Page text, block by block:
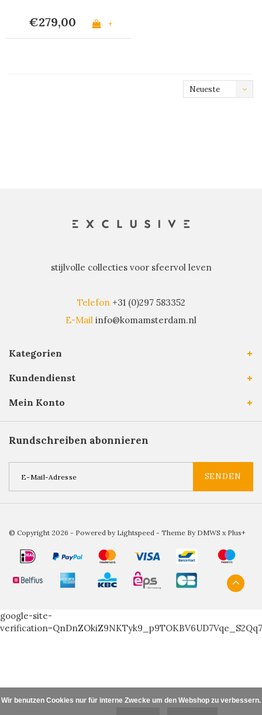
€279,00 +
Neueste
stijlvolle collecties voor sfeervol leven
Telefon +31 (0)297 583352
E-Mail info@komamsterdam.nl
Kategorien
Kundendienst
Mein Konto
Rundschreiben abonnieren
SENDEN
© Copyright 2026 - Powered by Lightspeed - Theme By DMWS x Plus+
google-site-
Wir benutzen Cookies nur für interne Zwecke um den Webshop zu